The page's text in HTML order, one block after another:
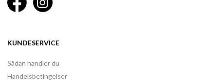
KUNDESERVICE
Sådan handler du
Handelsbetingelser